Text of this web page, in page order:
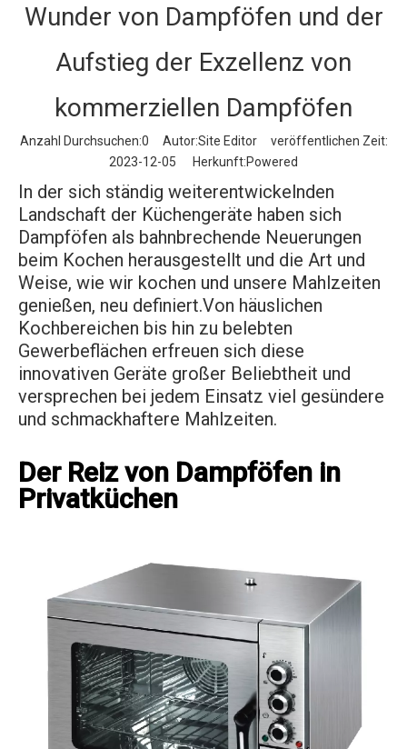
Wunder von Dampföfen und der
Aufstieg der Exzellenz von
kommerziellen Dampföfen
Anzahl Durchsuchen:0 Autor:Site Editor veröffentlichen Zeit:
2023-12-05 Herkunft:Powered
In der sich ständig weiterentwickelnden
Landschaft der Küchengeräte haben sich
Dampföfen als bahnbrechende Neuerungen
beim Kochen herausgestellt und die Art und
Weise, wie wir kochen und unsere Mahlzeiten
genießen, neu definiert.Von häuslichen
Kochbereichen bis hin zu belebten
Gewerbeflächen erfreuen sich diese
innovativen Geräte großer Beliebtheit und
versprechen bei jedem Einsatz viel gesündere
und schmackhaftere Mahlzeiten.
Der Reiz von Dampföfen in
Privatküchen